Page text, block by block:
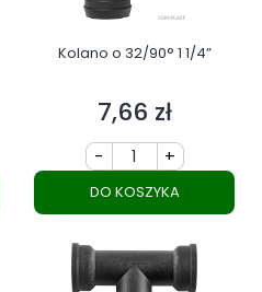
Kolano o 32/90° 1 1/4”
Cena
7,66 zł
- +
DO KOSZYKA